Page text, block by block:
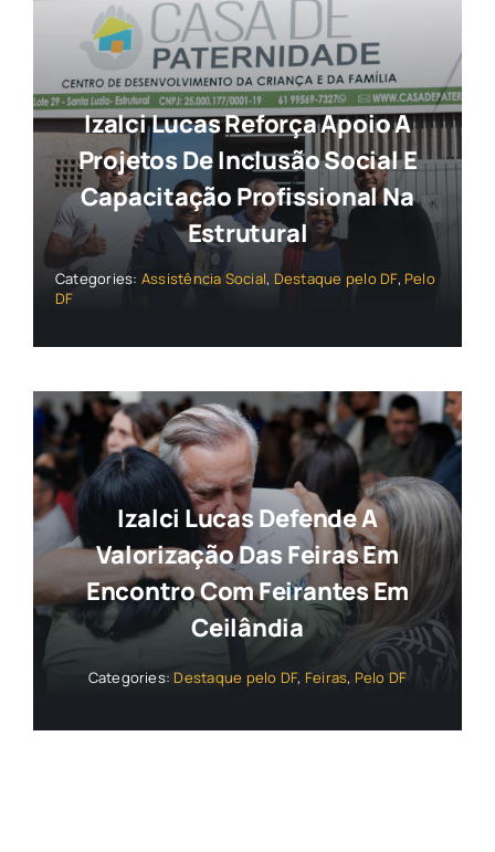
Izalci Lucas Reforça Apoio A
Projetos De Inclusão Social E
Capacitação Profissional Na
Estrutural
Categories: Assistência Social, Destaque pelo DF, Pelo
DF
Izalci Lucas Defende A
Valorização Das Feiras Em
Encontro Com Feirantes Em
Ceilândia
Categories: Destaque pelo DF, Feiras, Pelo DF